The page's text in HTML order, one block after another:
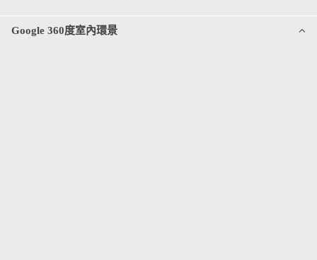
Google 360度室內環景